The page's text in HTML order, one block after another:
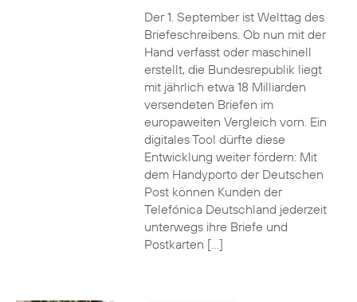
Der 1. September ist Welttag des
Briefeschreibens. Ob nun mit der
Hand verfasst oder maschinell
erstellt, die Bundesrepublik liegt
mit jährlich etwa 18 Milliarden
versendeten Briefen im
europaweiten Vergleich vorn. Ein
digitales Tool dürfte diese
Entwicklung weiter fördern: Mit
dem Handyporto der Deutschen
Post können Kunden der
Telefónica Deutschland jederzeit
unterwegs ihre Briefe und
Postkarten […]